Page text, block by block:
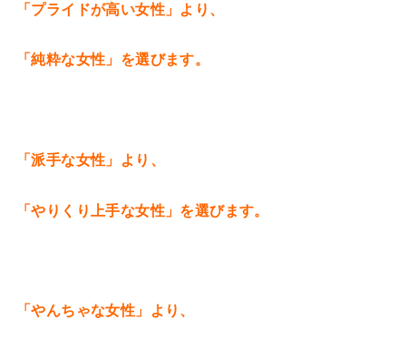
「プライドが高い女性」より、
「純粋な女性」を選びます。
「派手な女性」より、
「やりくり上手な女性」を選びます。
「やんちゃな女性」より、